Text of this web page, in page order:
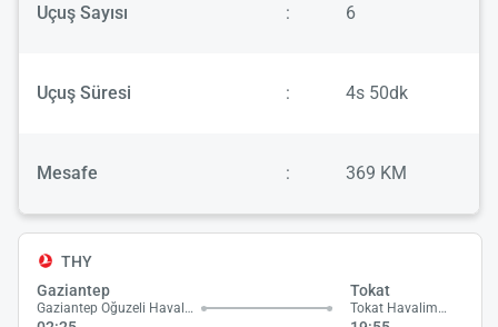
Uçuş Sayısı : 6
Uçuş Süresi : 4s 50dk
Mesafe : 369 KM
THY
Gaziantep
Gaziantep Oğuzeli Havalimanı
Tokat
Tokat Havalimanı